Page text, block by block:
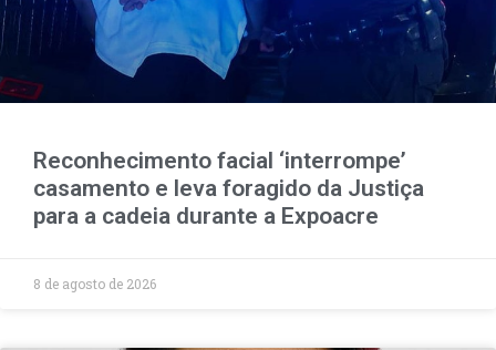
Reconhecimento facial ‘interrompe’
casamento e leva foragido da Justiça
para a cadeia durante a Expoacre
8 de agosto de 2026